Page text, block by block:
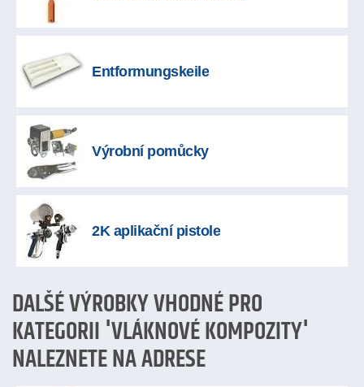
Entformungskeile
Výrobní pomůcky
2K aplikační pistole
DALŠÍ VÝROBKY VHODNÉ PRO
KATEGORII 'VLÁKNOVÉ KOMPOZITY'
NALEZNETE NA ADRESE